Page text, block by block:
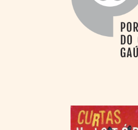
> ASSOCIAÇÃO DOS
> BIBLIOTECA
ROMEU GRIMALDI
> ARQUIVO